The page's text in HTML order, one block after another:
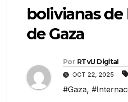
bolivianas de
de Gaza
Por RTvU Digital
OCT 22, 2025
#Gaza,